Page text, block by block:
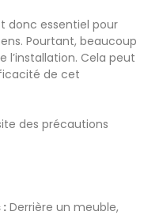
donc essentiel pour
Pourtant, beaucoup
l’installation. Cela peut
de cet
des précautions
: Derrière un meuble,